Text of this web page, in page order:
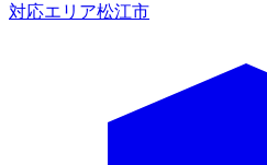
対応エリア松江市